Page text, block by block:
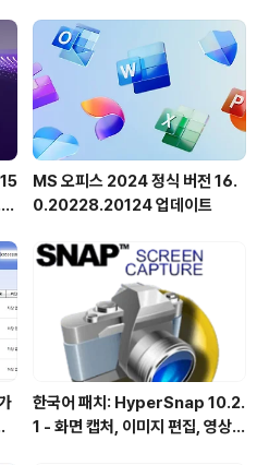
용자 인터페이스 없
적에 부합합니다.
이션을 실행하기
MS 오피스 2024 정식 버전 16.
0.20228.20124 업데이트
한국어 패치: HyperSnap 10.2.
1 - 화면 캡처, 이미지 편집, 영상